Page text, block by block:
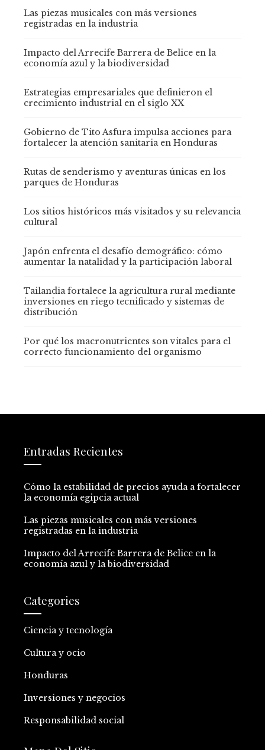
Las piezas musicales con más versiones
registradas en la industria
Impacto del Arrecife Barrera de Belice en la
economía azul y la biodiversidad
Estrategias empresariales que definieron el
crecimiento industrial en el siglo XX
Gobierno de Tito Asfura impulsa acciones para
fortalecer la atención sanitaria en Honduras
Rutas de senderismo y aventuras únicas en los
parques de Honduras
Los sitios históricos más visitados y su relevancia
cultural
Japón enfrenta el desafío demográfico: cómo
aumentar la natalidad y la participación laboral
Tailandia fortalece la agricultura rural mediante
inversiones en riego tecnificado y sistemas de
distribución
Por qué los macronutrientes son vitales para el
correcto funcionamiento del organismo
Entradas Recientes
Cómo la estabilidad de precios ayuda a fortalecer
la economía egipcia actual
Las piezas musicales con más versiones
registradas en la industria
Impacto del Arrecife Barrera de Belice en la
economía azul y la biodiversidad
Categories
Ciencia y tecnología
Cultura y ocio
Honduras
Inversiones y negocios
Responsabilidad social